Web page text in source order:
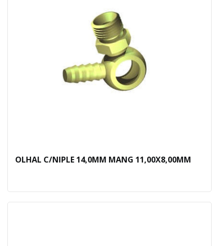
OLHAL C/NIPLE 14,0MM MANG 11,00X8,00MM